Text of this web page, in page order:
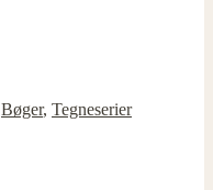
Bøger, Tegneserier